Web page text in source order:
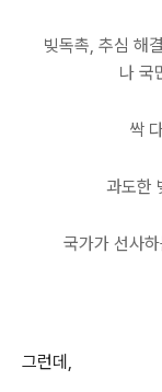
빚독촉, 추심 해
나 국
싹
과도한
국가가 선사
그런데,